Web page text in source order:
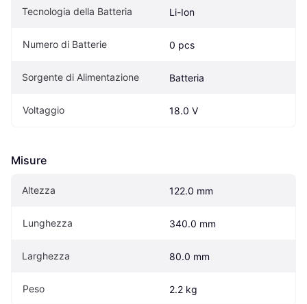
Tecnologia della Batteria Li-Ion
Numero di Batterie 0 pcs
Sorgente di Alimentazione Batteria
Voltaggio 18.0 V
Misure
Altezza 122.0 mm
Lunghezza 340.0 mm
Larghezza 80.0 mm
Peso 2.2 kg